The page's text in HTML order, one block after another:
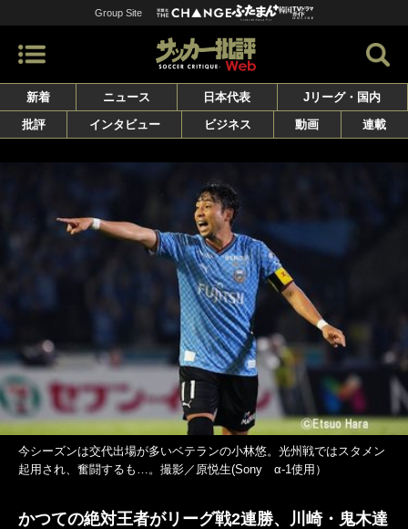
Group Site
新着 ニュース 日本代表
Jリーグ・国内
批評
インタビュー ビジネス 動画 連載
今シーズンは交代出場が多いベテランの小林悠。光州戦ではスタメン
起用され、奮闘するも…。撮影／原悦生(Sony α‐1使用）
かつての絶対王者がリーグ戦2連勝、川崎・鬼木達